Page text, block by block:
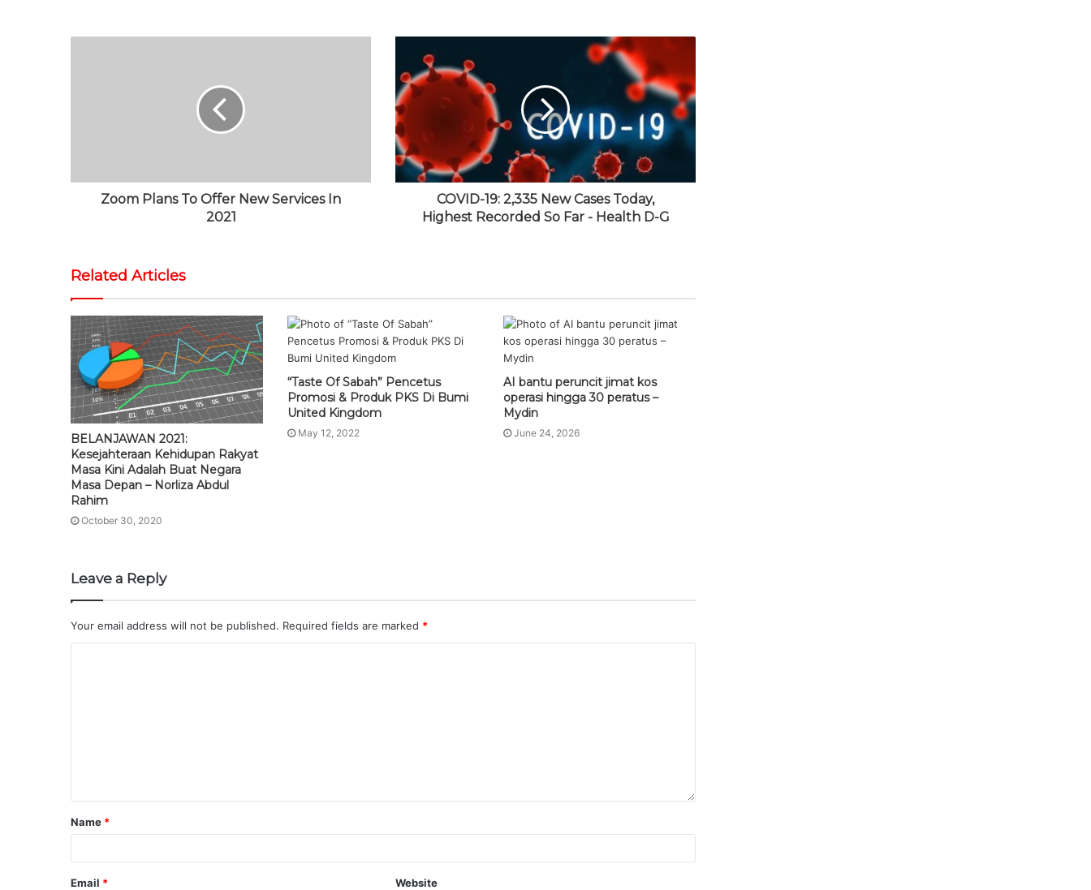
b
e
o
k
i
e
u
t
Zoom Plans To Offer New Services In
2021
COVID-19: 2,335 New Cases Today,
Highest Recorded So Far - Health D-G
Related Articles
BELANJAWAN 2021:
Kesejahteraan Kehidupan Rakyat
Masa Kini Adalah Buat Negara
Masa Depan – Norliza Abdul
Rahim
October 30, 2020
“Taste Of Sabah” Pencetus
Promosi & Produk PKS Di Bumi
United Kingdom
May 12, 2022
AI bantu peruncit jimat kos
operasi hingga 30 peratus –
Mydin
June 24, 2026
Leave a Reply
Your email address will not be published. Required fields are marked *
Name *
Email * Website